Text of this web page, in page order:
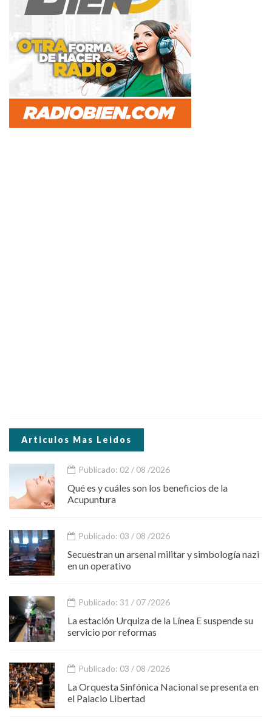
Articulos Mas Leidos
Publicado: 02 / 08 /2026
Qué es y cuáles son los beneficios de la
Acupuntura
Publicado: 03 / 08 /2026
Secuestran un arsenal militar y simbología nazi
en un operativo
Publicado: 31 / 07 /2026
La estación Urquiza de la Línea E suspende su
servicio por reformas
Publicado: 03 / 08 /2026
La Orquesta Sinfónica Nacional se presenta en
el Palacio Libertad